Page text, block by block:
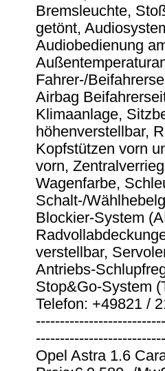
Bremsleuchte,
getönt,
Audiobedienung
Fahrer-/
Airbag
Klimaanlage,
höhenverstellbar,
Kopfstützen vorn
vorn,
Wagenfarbe,
Schalt-/
Blockier-System
verstellbar,
Antriebs-
Stop&Go-System
Telefon: +49821 /
Opel Astra 1.6